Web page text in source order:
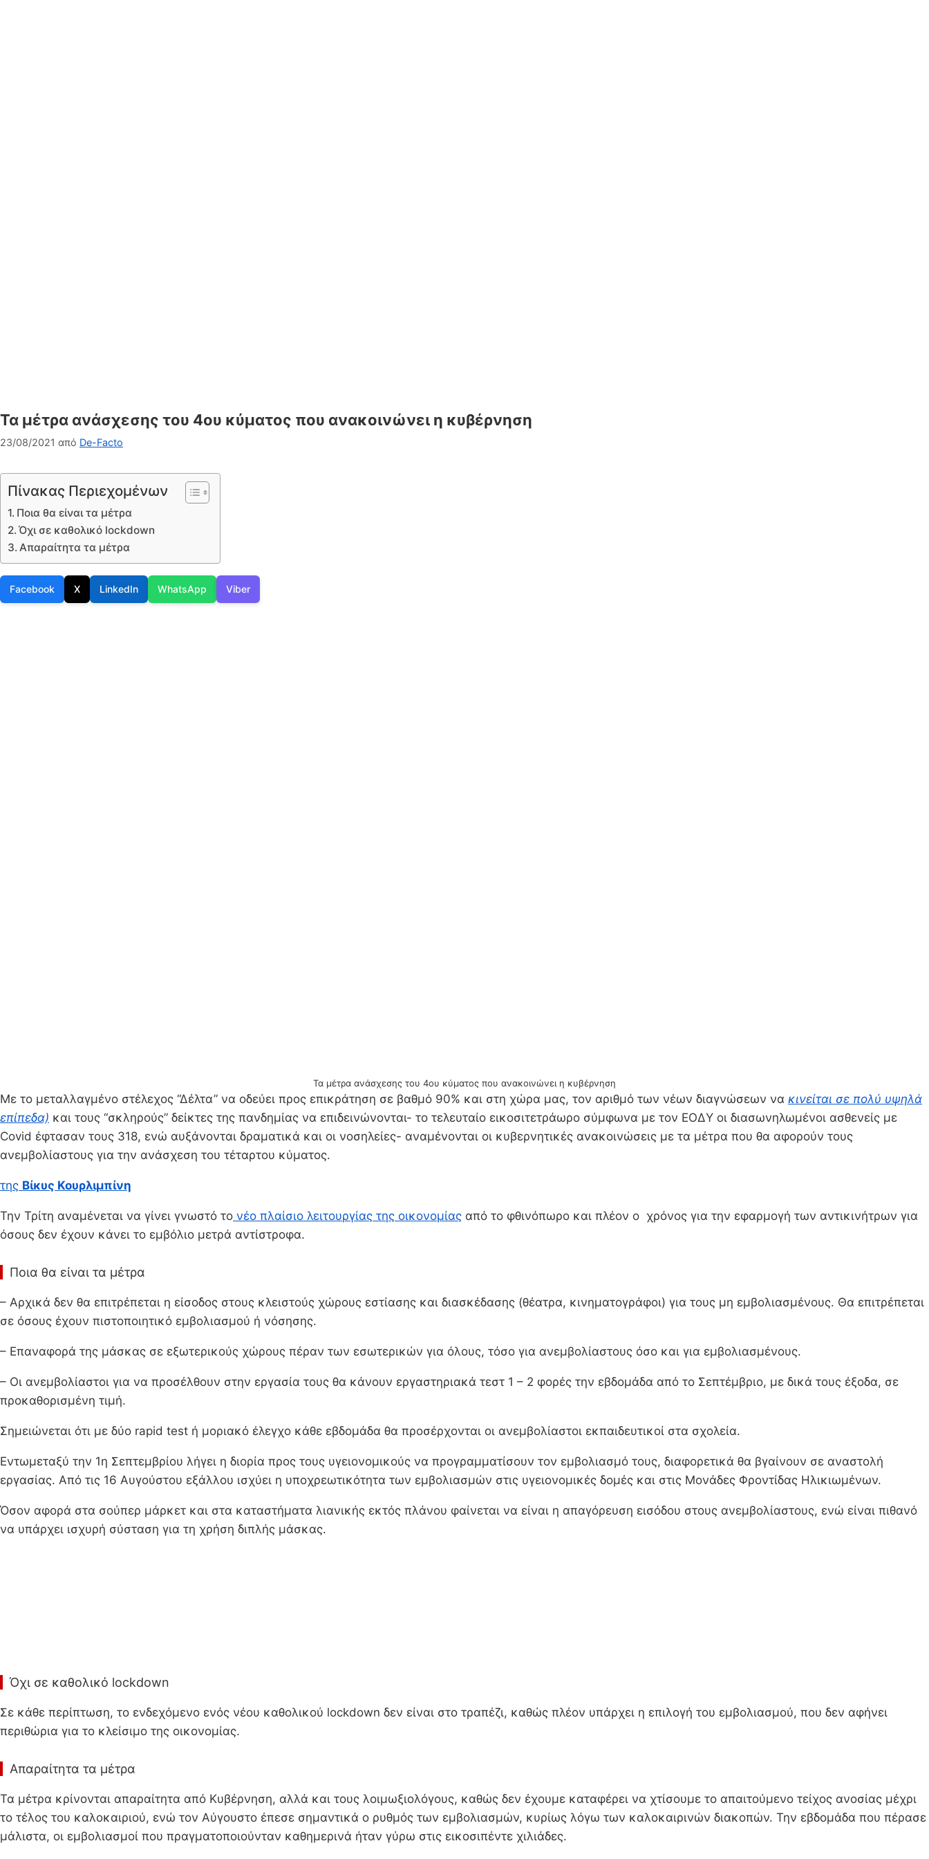
Τα μέτρα ανάσχεσης του 4ου κύματος που ανακοινώνει η κυβέρνηση
23/08/2021 από De-Facto
Πίνακας Περιεχομένων
Ποια θα είναι τα μέτρα
Όχι σε καθολικό lockdown
Απαραίτητα τα μέτρα
Facebook X LinkedIn WhatsApp Viber
Τα μέτρα ανάσχεσης του 4ου κύματος που ανακοινώνει η κυβέρνηση
Με το μεταλλαγμένο στέλεχος “Δέλτα” να οδεύει προς επικράτηση σε βαθμό 90% και στη χώρα μας, τον αριθμό των νέων διαγνώσεων να κινείται σε πολύ υψηλά
επίπεδα) και τους “σκληρούς” δείκτες της πανδημίας να επιδεινώνονται- το τελευταίο εικοσιτετράωρο σύμφωνα με τον ΕΟΔΥ οι διασωνηλωμένοι ασθενείς με
Covid έφτασαν τους 318, ενώ αυξάνονται δραματικά και οι νοσηλείες- αναμένονται οι κυβερνητικές ανακοινώσεις με τα μέτρα που θα αφορούν τους
ανεμβολίαστους για την ανάσχεση του τέταρτου κύματος.
της Βίκυς Κουρλιμπίνη
Την Τρίτη αναμένεται να γίνει γνωστό το νέο πλαίσιο λειτουργίας της οικονομίας από το φθινόπωρο και πλέον ο χρόνος για την εφαρμογή των αντικινήτρων για
όσους δεν έχουν κάνει το εμβόλιο μετρά αντίστροφα.
Ποια θα είναι τα μέτρα
– Αρχικά δεν θα επιτρέπεται η είσοδος στους κλειστούς χώρους εστίασης και διασκέδασης (θέατρα, κινηματογράφοι) για τους μη εμβολιασμένους. Θα επιτρέπεται
σε όσους έχουν πιστοποιητικό εμβολιασμού ή νόσησης.
– Επαναφορά της μάσκας σε εξωτερικούς χώρους πέραν των εσωτερικών για όλους, τόσο για ανεμβολίαστους όσο και για εμβολιασμένους.
– Οι ανεμβολίαστοι για να προσέλθουν στην εργασία τους θα κάνουν εργαστηριακά τεστ 1 – 2 φορές την εβδομάδα από το Σεπτέμβριο, με δικά τους έξοδα, σε
προκαθορισμένη τιμή.
Σημειώνεται ότι με δύο rapid test ή μοριακό έλεγχο κάθε εβδομάδα θα προσέρχονται οι ανεμβολίαστοι εκπαιδευτικοί στα σχολεία.
Εντωμεταξύ την 1η Σεπτεμβρίου λήγει η διορία προς τους υγειονομικούς να προγραμματίσουν τον εμβολιασμό τους, διαφορετικά θα βγαίνουν σε αναστολή
εργασίας. Από τις 16 Αυγούστου εξάλλου ισχύει η υποχρεωτικότητα των εμβολιασμών στις υγειονομικές δομές και στις Μονάδες Φροντίδας Ηλικιωμένων.
Όσον αφορά στα σούπερ μάρκετ και στα καταστήματα λιανικής εκτός πλάνου φαίνεται να είναι η απαγόρευση εισόδου στους ανεμβολίαστους, ενώ είναι πιθανό
να υπάρχει ισχυρή σύσταση για τη χρήση διπλής μάσκας.
Όχι σε καθολικό lockdown
Σε κάθε περίπτωση, το ενδεχόμενο ενός νέου καθολικού lockdown δεν είναι στο τραπέζι, καθώς πλέον υπάρχει η επιλογή του εμβολιασμού, που δεν αφήνει
περιθώρια για το κλείσιμο της οικονομίας.
Απαραίτητα τα μέτρα
Τα μέτρα κρίνονται απαραίτητα από Κυβέρνηση, αλλά και τους λοιμωξιολόγους, καθώς δεν έχουμε καταφέρει να χτίσουμε το απαιτούμενο τείχος ανοσίας μέχρι
το τέλος του καλοκαιριού, ενώ τον Αύγουστο έπεσε σημαντικά ο ρυθμός των εμβολιασμών, κυρίως λόγω των καλοκαιρινών διακοπών. Την εβδομάδα που πέρασε
μάλιστα, οι εμβολιασμοί που πραγματοποιούνταν καθημερινά ήταν γύρω στις εικοσιπέντε χιλιάδες.